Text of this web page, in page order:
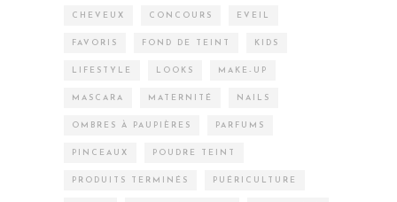
CHEVEUX CONCOURS EVEIL
FAVORIS FOND DE TEINT KIDS
LIFESTYLE LOOKS MAKE-UP
MASCARA MATERNITÉ NAILS
OMBRES À PAUPIÈRES PARFUMS
PINCEAUX POUDRE TEINT
PRODUITS TERMINÉS PUÉRICULTURE